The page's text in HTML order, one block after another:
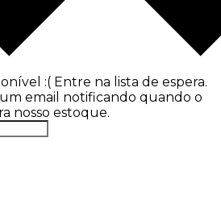
:( Entre na lista de espera.
email notificando quando o
nosso estoque.